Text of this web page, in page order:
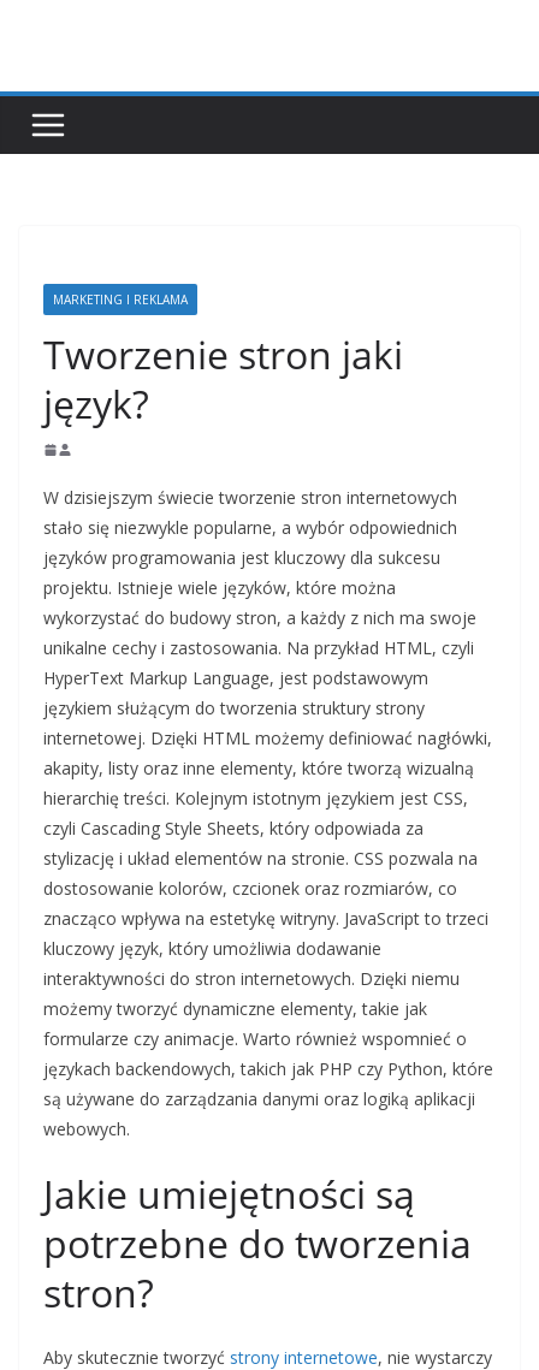
MARKETING I REKLAMA
Tworzenie stron jaki
język?
W dzisiejszym świecie tworzenie stron internetowych
stało się niezwykle popularne, a wybór odpowiednich
języków programowania jest kluczowy dla sukcesu
projektu. Istnieje wiele języków, które można
wykorzystać do budowy stron, a każdy z nich ma swoje
unikalne cechy i zastosowania. Na przykład HTML, czyli
HyperText Markup Language, jest podstawowym
językiem służącym do tworzenia struktury strony
internetowej. Dzięki HTML możemy definiować nagłówki,
akapity, listy oraz inne elementy, które tworzą wizualną
hierarchię treści. Kolejnym istotnym językiem jest CSS,
czyli Cascading Style Sheets, który odpowiada za
stylizację i układ elementów na stronie. CSS pozwala na
dostosowanie kolorów, czcionek oraz rozmiarów, co
znacząco wpływa na estetykę witryny. JavaScript to trzeci
kluczowy język, który umożliwia dodawanie
interaktywności do stron internetowych. Dzięki niemu
możemy tworzyć dynamiczne elementy, takie jak
formularze czy animacje. Warto również wspomnieć o
językach backendowych, takich jak PHP czy Python, które
są używane do zarządzania danymi oraz logiką aplikacji
webowych.
Jakie umiejętności są
potrzebne do tworzenia
stron?
Aby skutecznie tworzyć strony internetowe, nie wystarczy